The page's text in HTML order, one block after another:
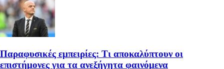
Παραφυσικές εμπειρίες: Τι αποκαλύπτουν οι
επιστήμονες για τα ανεξήγητα φαινόμενα